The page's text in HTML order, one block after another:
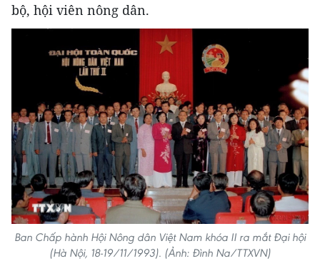
bộ, hội viên nông dân.
Ban Chấp hành Hội Nông dân Việt Nam khóa II ra mắt Đại hội
(Hà Nội, 18-19/11/1993). (Ảnh: Đình Na/TTXVN)